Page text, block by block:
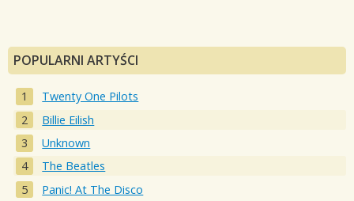
POPULARNI ARTYŚCI
Twenty One Pilots
Billie Eilish
Unknown
The Beatles
Panic! At The Disco